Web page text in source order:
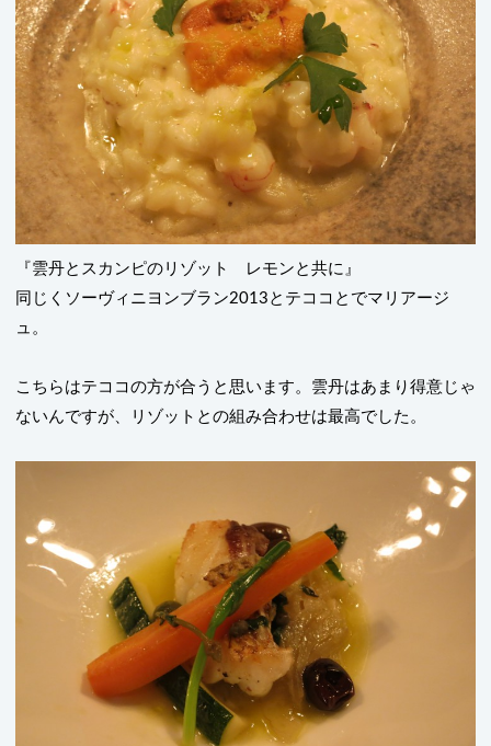
『雲丹とスカンピのリゾット レモンと共に』
同じくソーヴィニヨンブラン2013 とテココとでマリアージ
ュ。
こちらはテココの方が合うと思います。雲丹はあまり得意じゃ
ないんですが、リゾットとの組み合わせは最高でした。